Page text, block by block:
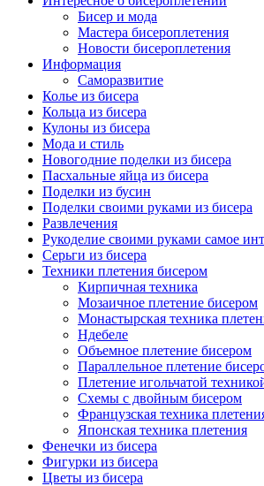
Бисер и мода
Мастера бисероплетения
Новости бисероплетения
Информация
Саморазвитие
Колье из бисера
Кольца из бисера
Кулоны из бисера
Мода и стиль
Новогодние поделки из бисера
Пасхальные яйца из бисера
Поделки из бусин
Поделки своими руками из бисера
Развлечения
Рукоделие своими руками самое
Серьги из бисера
Техники плетения бисером
Кирпичная техника
Мозаичное плетение бисером
Монастырская техника
Ндебеле
Объемное плетение бисером
Параллельное плетение
Плетение игольчатой
Схемы с двойным бисером
Французская техника
Японская техника плетения
Фенечки из бисера
Фигурки из бисера
Цветы из бисера